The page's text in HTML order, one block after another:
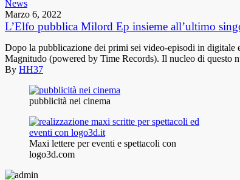
News
Marzo 6, 2022
L’Elfo pubblica Milord Ep insieme all’ultimo
Dopo la pubblicazione dei primi sei video-episodi in digitale
Magnitudo (powered by Time Records). Il nucleo di questo
By HH37
pubblicità nei cinema
Maxi lettere per eventi e spettacoli con
logo3d.com